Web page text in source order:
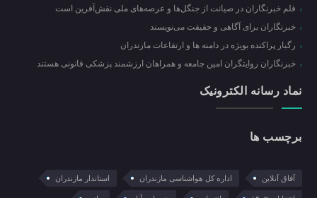
قلم خبرنگاران در صیانت از جنگل‌ها و عرصه‌های ملی نقش‌آفرین است
خبرنگاران برای آگاهی و حقیقت می‌نویسند
رگبار پراکنده بویژه در دامنه ها و ارتفاعات مازندران
خبرنگاران روایتگران امین جامعه و همراهان ارزشمند پزشکی قانونی هستند
نماد رسانه الکترونیک
برچسب ها
آفاق آنلاین اداره کل هواشناسی مازندران استاندار مازندران